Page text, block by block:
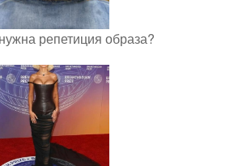
репетиция образа?